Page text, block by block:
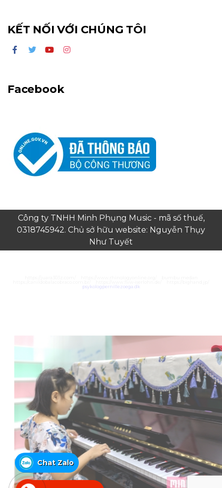
KẾT NỐI VỚI CHÚNG TÔI
Facebook
Công ty TNHH Minh Phụng Music - mã số thuế,
0318745942. Chủ sở hữu website: Nguyễn Thụy
Như Tuyết
Chat Zalo
psykologpernillezoega.dk